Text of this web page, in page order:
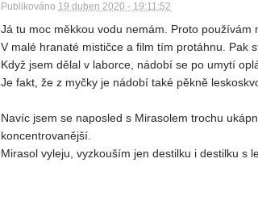
Publikováno 19 duben 2020 - 19:11:52
Já tu moc měkkou vodu nemám. Proto používám
V malé hranaté mističce a film tím protáhnu. Pak
Když jsem dělal v laborce, nádobí se po umytí
Je fakt, že z myčky je nádobí také pěkně
Navíc jsem se naposled s Mirasolem trochu
koncentrovanější.
Mirasol vyleju, vyzkouším jen destilku i destilku s